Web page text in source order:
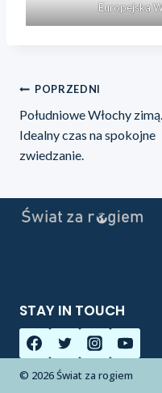
Europejska
POPRZEDNI
Południowe Włochy zimą.
Idealny czas na spokojne
zwiedzanie.
STAY IN TOUCH
© 2026 Świat za rogiem